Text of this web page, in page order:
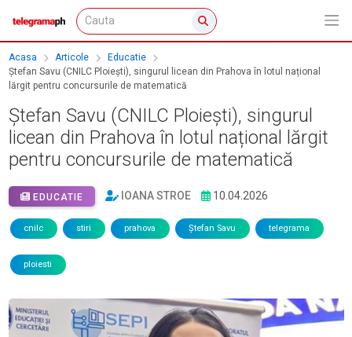
Acasa Articole
Educatie
Ștefan Savu (CNILC Ploiești), singurul licean din Prahova în lotul național
lărgit pentru concursurile de matematică
Ștefan Savu (CNILC Ploiești), singurul
licean din Prahova în lotul național lărgit
pentru concursurile de matematică
EDUCATIE IOANA STROE 10.04.2026
cnilc stiri prahova Ștefan Savu telegrama
ploiesti